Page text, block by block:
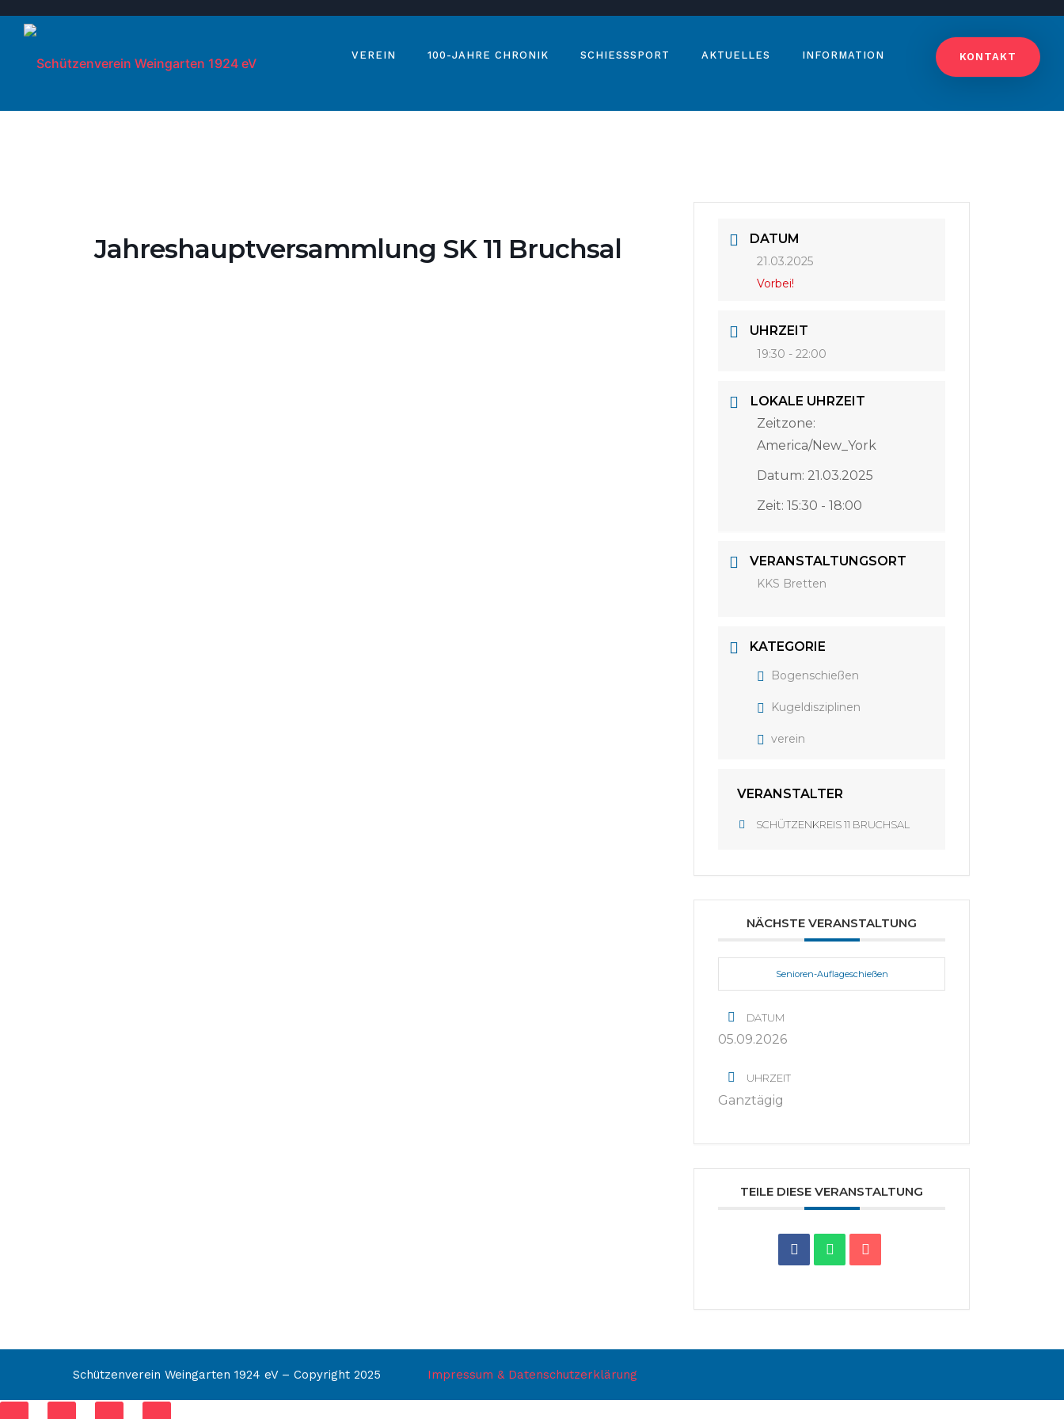
KONTAKT
VEREIN 100-JAHRE CHRONIK SCHIESSSPORT AKTUELLES INFORMATION
Jahreshauptversammlung SK 11 Bruchsal DATUM
21.03.2025
Vorbei!
UHRZEIT
19:30 - 22:00
LOKALE UHRZEIT
Zeitzone:
America/New_York
Datum: 21.03.2025
Zeit:15:30 - 18:00
VERANSTALTUNGSORT
KKS Bretten
KATEGORIE
Bogenschießen
Kugeldisziplinen
verein
VERANSTALTER
SCHÜTZENKREIS 11 BRUCHSAL
NÄCHSTE VERANSTALTUNG
Senioren-Auflageschießen
DATUM
05.09.2026
UHRZEIT
Ganztägig
TEILE DIESE VERANSTALTUNG
Schützenverein Weingarten 1924 eV – Copyright 2025 Impressum & Datenschutzerklärung